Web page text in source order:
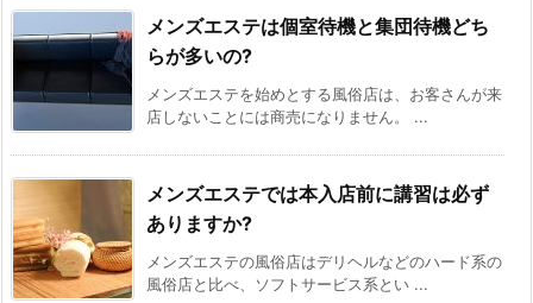
メンズエステは個室待機と集団待機どち
らが多いの?
メンズエステを始めとする風俗店は、お客さんが来
店しないことには商売になりません。 ...
メンズエステでは本入店前に講習は必ず
ありますか?
メンズエステの風俗店はデリヘルなどのハード系の
風俗店と比べ、ソフトサービス系とい ...